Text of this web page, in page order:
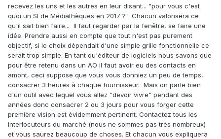
recevez les uns et les autres en leur disant... "pour vous c'est
quoi un SI de Médiathèques en 2017 ?". Chacun valorisera ce
qu'il sait bien faire... Il faut regarder par la fenêtre, se faire une
idée. Prendre aussi en compte que tout n'est pas purement
objectif, si le choix dépendait d'une simple grille fonctionnelle ce
serait trop simple. En tant qu'éditeur de logiciels nous savons que
pour être retenu dans un AO il faut avoir eu des contacts en
amont, ceci suppose que vous vous donniez un peu de temps,
consacrer 3 heures à chaque fournisseur. Mais on parle bien
d'un outil avec lequel vous allez "devoir vivre" pendant des
années donc consacrer 2 ou 3 jours pour vous forger cette
première vision est évidemment pertinent. Contactez tous les
interlocuteurs du marché (nous ne sommes pas très nombreux)
et vous saurez beaucoup de choses. Et chacun vous expliquera